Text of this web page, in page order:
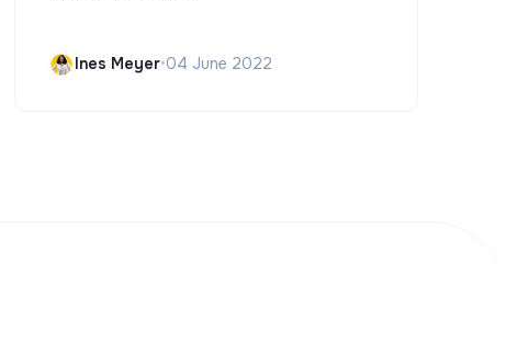
Ines Meyer•04 June 2022